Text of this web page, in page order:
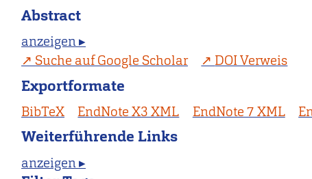
Abstract
anzeigen ▸
Suche auf Google Scholar
DOI Verweis
Exportformate
BibTeX EndNote X3 XML EndNote 7 XML
Weiterführende Links
anzeigen ▸